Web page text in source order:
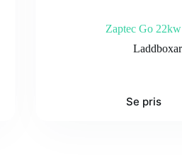
Zaptec Go 22kw
Laddboxar
Se pris